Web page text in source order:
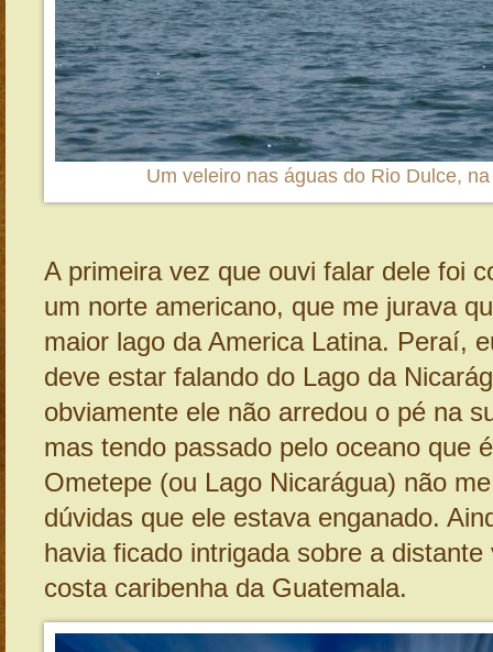
Um veleiro nas águas do Rio Dulce,
A primeira vez que ouvi falar dele foi
um norte americano, que me jurava
maior lago da America Latina. Peraí,
deve estar falando do Lago da
obviamente ele não arredou o pé na
mas tendo passado pelo oceano que
Ometepe (ou Lago Nicarágua) não
dúvidas que ele estava enganado.
havia ficado intrigada sobre a distante
costa caribenha da Guatemala.